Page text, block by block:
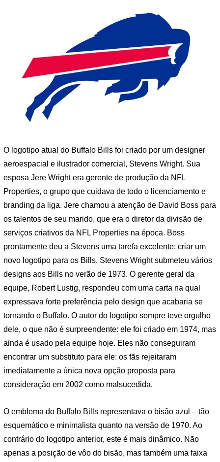
O logotipo atual do Buffalo Bills foi criado por um designer
aeroespacial e ilustrador comercial, Stevens Wright. Sua
esposa Jere Wright era gerente de produção da NFL
Properties, o grupo que cuidava de todo o licenciamento e
branding da liga. Jere chamou a atenção de David Boss para
os talentos de seu marido, que era o diretor da divisão de
serviços criativos da NFL Properties na época. Boss
prontamente deu a Stevens uma tarefa excelente: criar um
novo logotipo para os Bills. Stevens Wright submeteu vários
designs aos Bills no verão de 1973. O gerente geral da
equipe, Robert Lustig, respondeu com uma carta na qual
expressava forte preferência pelo design que acabaria se
tornando o Buffalo. O autor do logotipo sempre teve orgulho
dele, o que não é surpreendente: ele foi criado em 1974, mas
ainda é usado pela equipe hoje. Eles não conseguiram
encontrar um substituto para ele: os fãs rejeitaram
imediatamente a única nova opção proposta para
consideração em 2002 como malsucedida.
O emblema do Buffalo Bills representava o bisão azul – tão
esquemático e minimalista quanto na versão de 1970. Ao
contrário do logotipo anterior, este é mais dinâmico. Não
apenas a posição de vôo do bisão, mas também uma faixa